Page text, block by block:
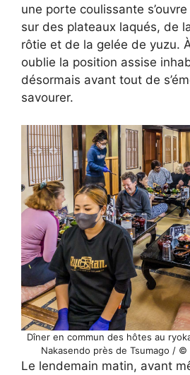
une porte coulissante
sur des plateaux laqués, de
rôtie et de la gelée de yuzu.
oublie la position assise
désormais avant tout de
savourer.
Dîner en commun des hôtes au
Nakasendo près de Tsumago / ©
Le lendemain matin, avant